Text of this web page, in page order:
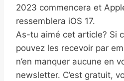
2023 commencera et
ressemblera iOS 17.
As-tu aimé cet article? Si
pouvez les recevoir par
n’en manquer aucune en
newsletter. C’est gratuit,